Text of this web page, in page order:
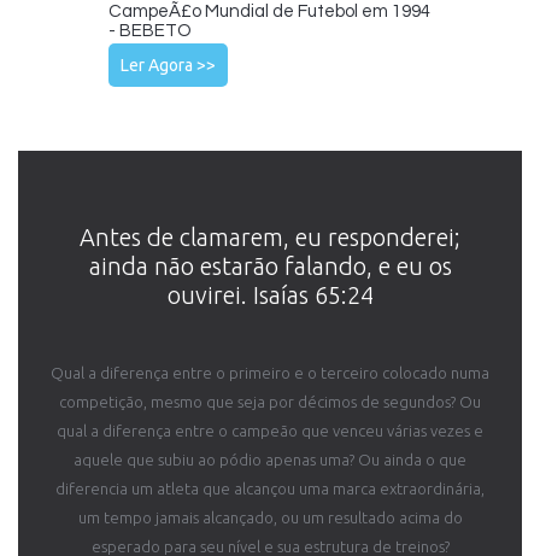
CampeÃ£o Mundial de Futebol em 1994
- BEBETO
Ler Agora >>
Antes de clamarem, eu responderei;
ainda não estarão falando, e eu os
ouvirei. Isaías 65:24
Qual a diferença entre o primeiro e o terceiro colocado numa
competição, mesmo que seja por décimos de segundos? Ou
qual a diferença entre o campeão que venceu várias vezes e
aquele que subiu ao pódio apenas uma? Ou ainda o que
diferencia um atleta que alcançou uma marca extraordinária,
um tempo jamais alcançado, ou um resultado acima do
esperado para seu nível e sua estrutura de treinos?